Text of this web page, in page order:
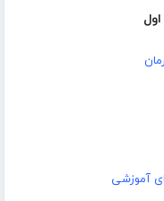
آموزشی